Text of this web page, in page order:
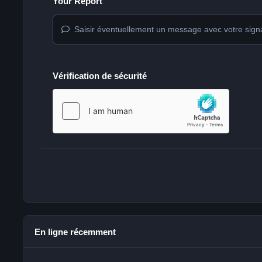
Saisir éventuellement un message avec votre
Vérification de sécurité
En ligne récemment